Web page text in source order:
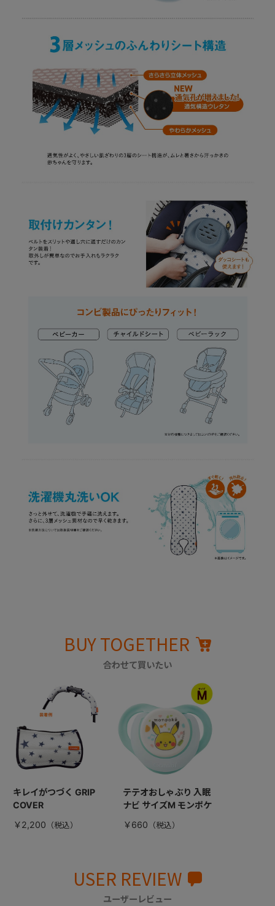
BUY TOGETHER
合わせて買いたい
キレイがつづく GRIP
COVER
￥2,200
テテオおしゃぶり 入眠
ナビ サイズM モンポケ
￥660
USER REVIEW
ユーザーレビュー